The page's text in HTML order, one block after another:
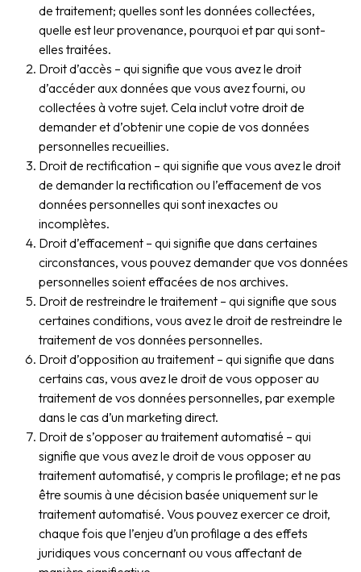
de traitement; quelles sont les données collectées,
quelle est leur provenance, pourquoi et par qui sont-
elles traitées.
Droit d’accès – qui signifie que vous avez le droit
d’accéder aux données que vous avez fourni, ou
collectées à votre sujet. Cela inclut votre droit de
demander et d’obtenir une copie de vos données
personnelles recueillies.
Droit de rectification – qui signifie que vous avez le droit
de demander la rectification ou l’effacement de vos
données personnelles qui sont inexactes ou
incomplètes.
Droit d’effacement – qui signifie que dans certaines
circonstances, vous pouvez demander que vos données
personnelles soient effacées de nos archives.
Droit de restreindre le traitement – qui signifie que sous
certaines conditions, vous avez le droit de restreindre le
traitement de vos données personnelles.
Droit d’opposition au traitement – qui signifie que dans
certains cas, vous avez le droit de vous opposer au
traitement de vos données personnelles, par exemple
dans le cas d’un marketing direct.
Droit de s’opposer au traitement automatisé – qui
signifie que vous avez le droit de vous opposer au
traitement automatisé, y compris le profilage; et ne pas
être soumis à une décision basée uniquement sur le
traitement automatisé. Vous pouvez exercer ce droit,
chaque fois que l’enjeu d’un profilage a des effets
juridiques vous concernant ou vous affectant de